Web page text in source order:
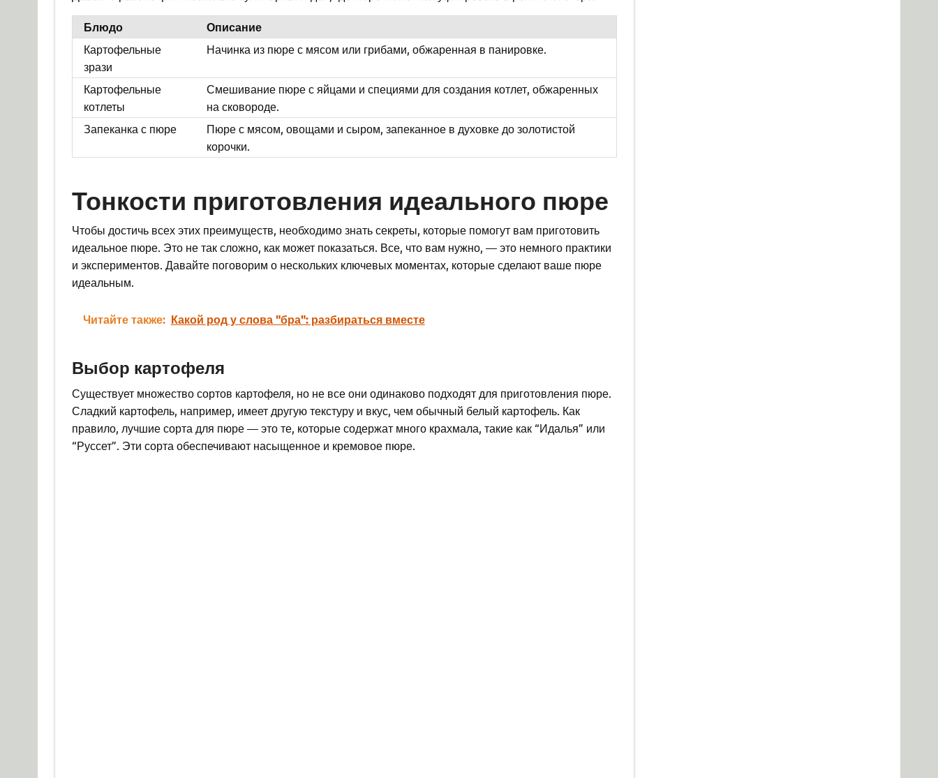
Блюдо Описание
Картофельные
зрази
Начинка из пюре с мясом или грибами, обжаренная в панировке.
Картофельные
котлеты
Смешивание пюре с яйцами и специями для создания котлет, обжаренных
на сковороде.
Запеканка с пюре
Пюре с мясом, овощами и сыром, запеканное в духовке до золотистой
корочки.
Тонкости приготовления идеального пюре
Чтобы достичь всех этих преимуществ, необходимо знать секреты, которые помогут вам приготовить
идеальное пюре. Это не так сложно, как может показаться. Все, что вам нужно, — это немного практики
и экспериментов. Давайте поговорим о нескольких ключевых моментах, которые сделают ваше пюре
идеальным.
Читайте также: Какой род у слова "бра": разбираться вместе
Выбор картофеля
Существует множество сортов картофеля, но не все они одинаково подходят для приготовления пюре.
Сладкий картофель, например, имеет другую текстуру и вкус, чем обычный белый картофель. Как
правило, лучшие сорта для пюре — это те, которые содержат много крахмала, такие как “Идалья” или
“Руссет”. Эти сорта обеспечивают насыщенное и кремовое пюре.